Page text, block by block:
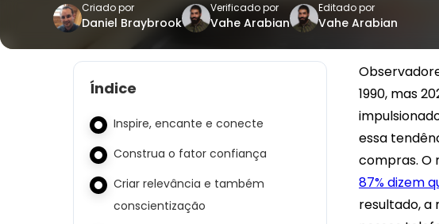
Criado por
Daniel Braybrook
Verificado por
Vahe Arabian
Editado por
Vahe Arabian
Índice
Inspire, encante e conecte
Construa o fator confiança
Criar relevância e também
conscientização
1990, mas
essa
compras. O
87% dizem
resultado,